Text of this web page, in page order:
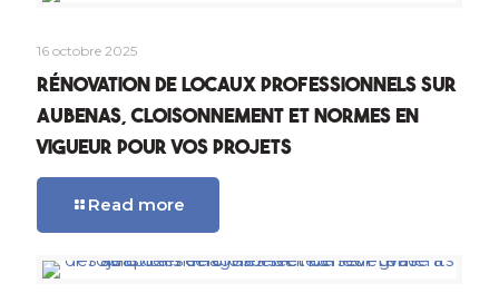
16 octobre 2025
Rénovation de locaux professionnels sur
Aubenas, cloisonnement et normes en
vigueur pour vos projets
Read more